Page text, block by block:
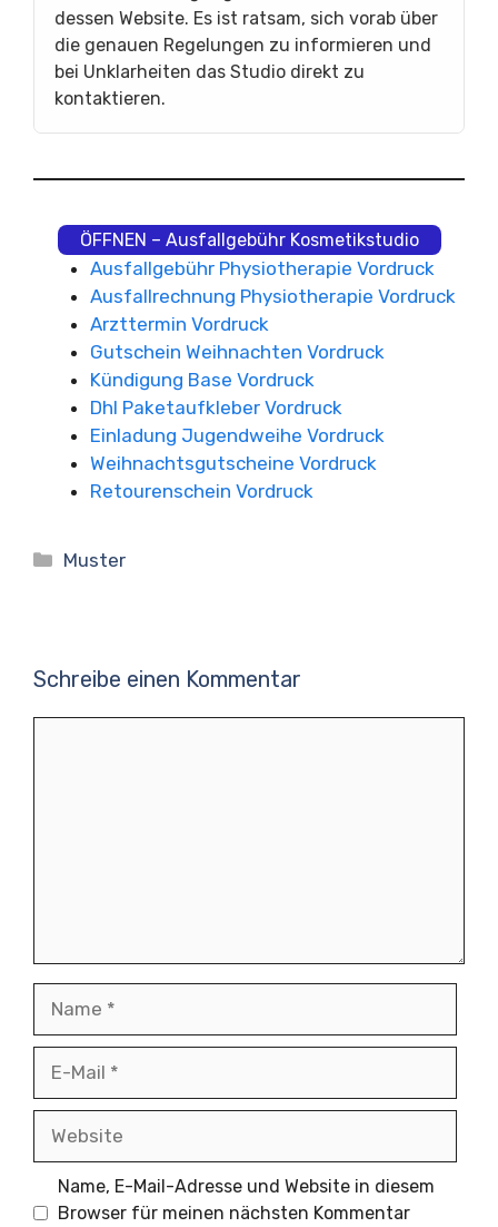
dessen Website. Es ist ratsam, sich vorab über
die genauen Regelungen zu informieren und
bei Unklarheiten das Studio direkt zu
kontaktieren.
ÖFFNEN – Ausfallgebühr Kosmetikstudio
Ausfallgebühr Physiotherapie Vordruck
Ausfallrechnung Physiotherapie Vordruck
Arzttermin Vordruck
Gutschein Weihnachten Vordruck
Kündigung Base Vordruck
Dhl Paketaufkleber Vordruck
Einladung Jugendweihe Vordruck
Weihnachtsgutscheine Vordruck
Retourenschein Vordruck
Kategorien
Muster
Schreibe einen Kommentar
Mail
Name, E-Mail-Adresse und Website in diesem
Browser für meinen nächsten Kommentar